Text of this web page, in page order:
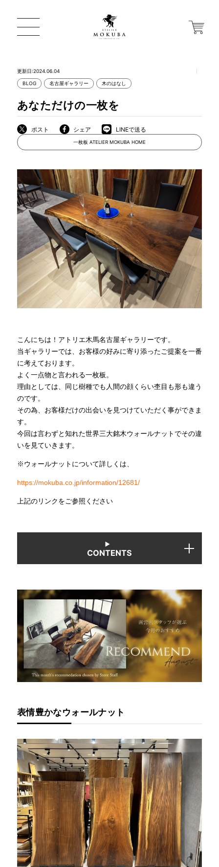
店舗から探す
MOKUBA について
商品情報
直営店
イベント
全商品一覧
新入荷情報
納品事例
INFORMATION
MOKUBA CHANNEL
よくあるご質問
お問い合わせ
更新日:2024.06.04
BLOG 名古屋ギャラリー 木のはなし
あなただけの一枚を
ポスト シェア LINEで送る
一枚板 ATELIER MOKUBA HOME
こんにちは！アトリエ木馬名古屋ギャラリーです。
当ギャラリーでは、お客様の好みに寄り添ったご提案を一番
に考えております。
よく一点物と言われる一枚板。
理由としては、同じ樹種でも人間の顔くらい杢目も形も違う
のです。
その為、お客様だけの出会いを見つけていただく事ができま
す。
今回は言わずと知れた世界三大銘木ウォールナットでその違
いを見ていきます。
※ウォールナットについて詳しくは、
https://mokuba.co.jp/information/12681/
上記のリンクをご参照ください
CONTENTS
表情豊かなウォールナット